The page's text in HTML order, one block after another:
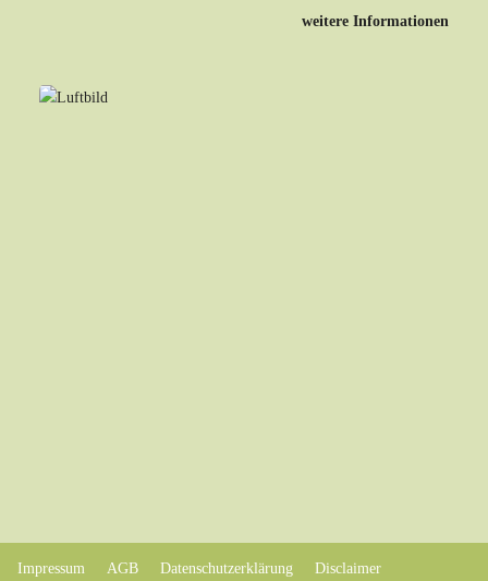
weitere Informationen
Impressum AGB Datenschutzerklärung
Disclaimer